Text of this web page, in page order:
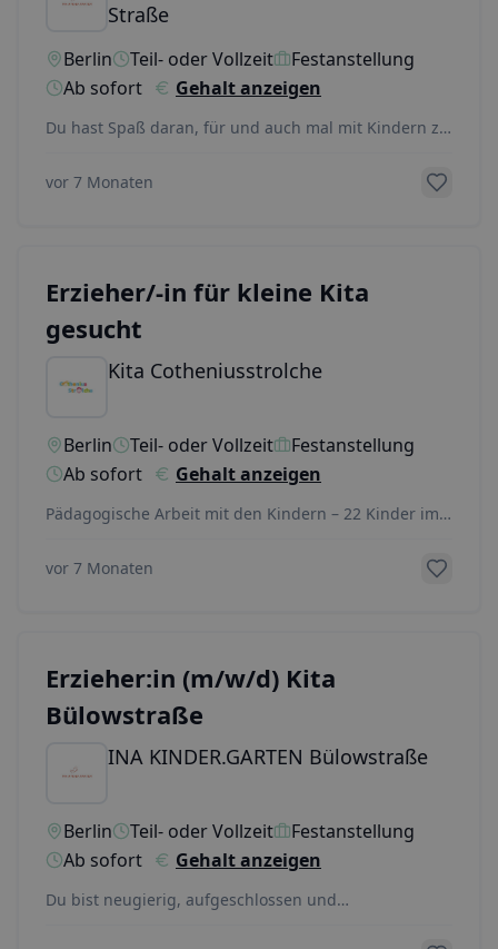
Straße
Berlin Teil- oder Vollzeit
Festanstellung
Ab sofort
Gehalt anzeigen
Du hast Spaß daran, für und auch mal mit Kindern zu
vor 7 Monaten
Erzieher/-in für kleine Kita
gesucht
Kita Cotheniusstrolche
Berlin Teil- oder Vollzeit
Festanstellung
Ab sofort
Gehalt anzeigen
Pädagogische Arbeit mit den Kindern – 22 Kinder im
vor 7 Monaten
Erzieher:in (m/w/d) Kita
Bülowstraße
INA KINDER.GARTEN Bülowstraße
Berlin Teil- oder Vollzeit
Festanstellung
Ab sofort
Gehalt anzeigen
Du bist neugierig, aufgeschlossen und